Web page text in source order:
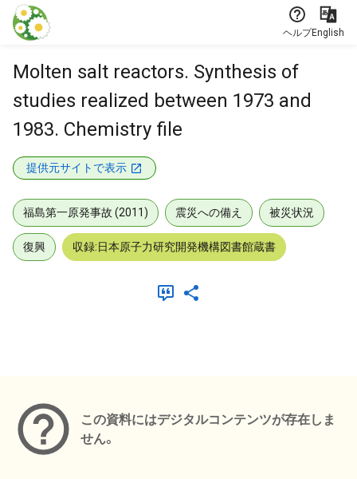
本文に飛ぶ
ヘルプEnglish
Molten salt reactors. Synthesis of
studies realized between 1973 and
1983. Chemistry file
提供元サイトで表示
福島第一原発事故 (2011) 震災への備え 被災状況
復興 収録:日本原子力研究開発機構図書館蔵書
この資料にはデジタルコンテンツが存在しま
せん。